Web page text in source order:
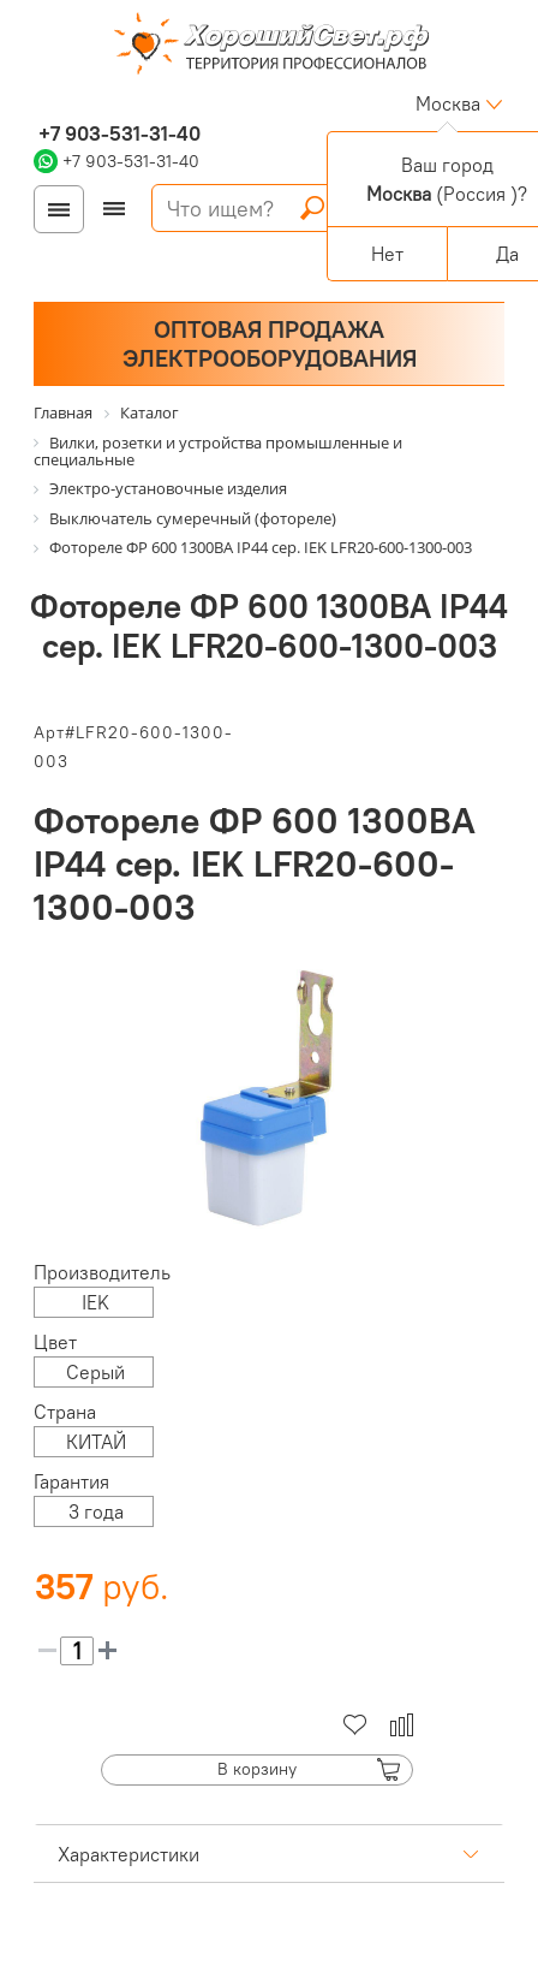
+7 903-531-31-40
+7 903-531-31-40
Москва
Войти
Регистрация
Корзина
0 позиций
Персональный раздел
ОПТОВАЯ ПРОДАЖА
ЭЛЕКТРООБОРУДОВАНИЯ
Главная
Каталог
Вилки, розетки и устройства промышленные и
специальные
Электро-установочные изделия
Выключатель сумеречный (фотореле)
Фотореле ФР 600 1300ВА IP44 сер. IEK LFR20-600-1300-003
Фотореле ФР 600 1300ВА IP44
сер. IEK LFR20-600-1300-003
Арт#LFR20-600-1300-
003
Фотореле ФР 600 1300ВА
IP44 сер. IEK LFR20-600-
1300-003
Производитель
IEK
Цвет
Серый
Страна
КИТАЙ
Гарантия
3 года
357
В корзину
Характеристики
Ваш город
Москва (Россия )?
Нет Да